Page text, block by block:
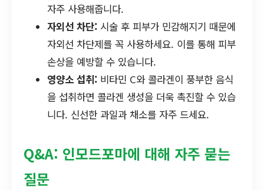
자주 사용해줍니다.
자외선 차단: 시술 후 피부가 민감해지기 때문에
자외선 차단제를 꼭 사용하세요. 이를 통해 피부
손상을 예방할 수 있습니다.
영양소 섭취: 비타민 C와 콜라겐이 풍부한 음식
을 섭취하면 콜라겐 생성을 더욱 촉진할 수 있습
니다. 신선한 과일과 채소를 자주 드세요.
Q&A: 인모드포마에 대해 자주 묻는
질문